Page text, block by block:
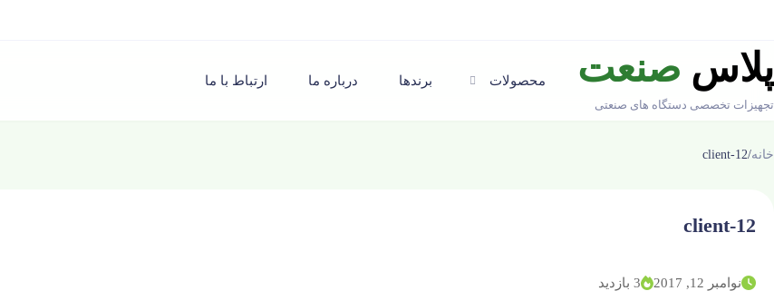
پلاس صنعت
تجهیزات تخصصی دستگاه های صنعتی
محصولات برندها درباره ما ارتباط با ما
خانه/
client-12
client-12
نوامبر 12, 2017 3 بازدید